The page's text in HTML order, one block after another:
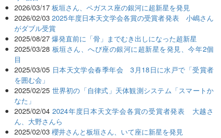
2026/03/17 板垣さん、ペガスス座の銀河に超新星を発見
2026/02/03 2025年度日本天文学会各賞の受賞者発表 小嶋さん
がダブル受賞
2025/08/27 爆発直前に「骨」までむき出しになった超新星
2025/03/28 板垣さん、へび座の銀河に超新星を発見、今年2個
目
2025/03/05 日本天文学会春季年会 3月18日に水戸で「受賞者
を囲む会」
2025/02/25 世界初の「自律式」天体観測システム「スマートか
なた」
2025/02/04 2024年度日本天文学会各賞の受賞者発表 大越さ
ん、大野さんら
2025/02/03 櫻井さんと板垣さん、いて座に新星を発見